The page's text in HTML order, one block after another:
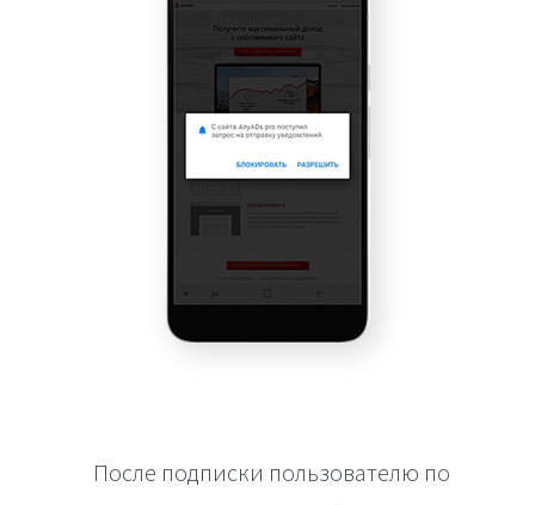
После подписки пользователю по